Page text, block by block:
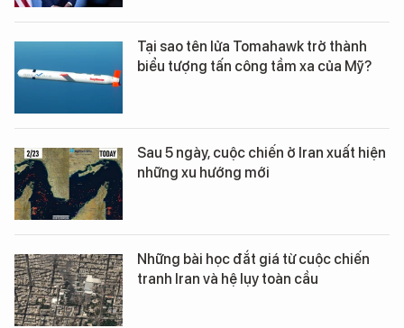
Tại sao tên lửa Tomahawk trở thành
biểu tượng tấn công tầm xa của Mỹ?
Sau 5 ngày, cuộc chiến ở Iran xuất hiện
những xu hướng mới
Những bài học đắt giá từ cuộc chiến
tranh Iran và hệ lụy toàn cầu